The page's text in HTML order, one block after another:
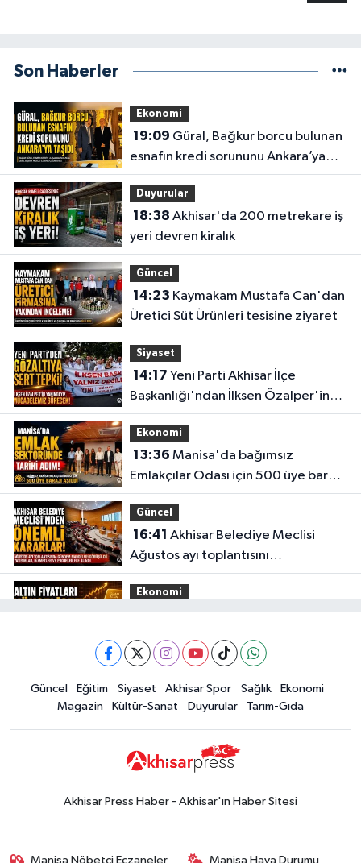
Son Haberler
Ekonomi
19:09
esnafın kredi sorununu Ankara’ya
taşıdı
Duyurular
18:38
yeri devren kiralık
Güncel
14:23
Üretici Süt Ürünleri tesisine ziyaret
Siyaset
14:17
Başkanlığı'ndan İlksen Özalper'in
gözaltına alınmasına tepki
Ekonomi
13:36
Emlakçılar Odası için 500 üye barajı
aşıldı
Güncel
16:41
Ağustos ayı toplantısını
gerçekleştirdi
Ekonomi
15:02Akhisar'da sıcak hava etkisini
sürdürüyor! İşte 5 günlük hava
Güncel
14:53
Güncel Eğitim Siyaset Akhisar Spor Sağlık
Ekonomi
Magazin
Kültür-Sanat Duyurular Tarım-Gıda
Akhisar Press Haber - Akhisar'ın Haber Sitesi
Manisa Nöbetçi Eczaneler Manisa Hava Durumu